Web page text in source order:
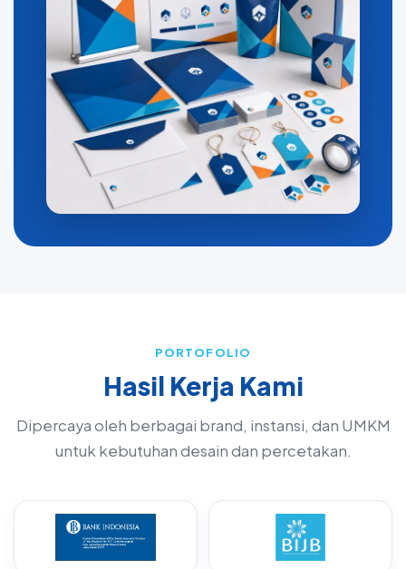
PORTOFOLIO
Hasil Kerja Kami
Dipercaya oleh berbagai brand, instansi, dan UMKM
untuk kebutuhan desain dan percetakan.